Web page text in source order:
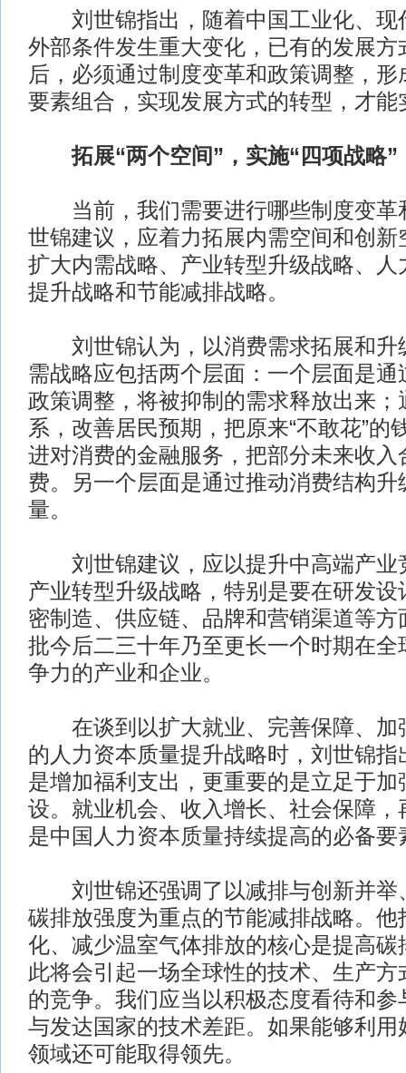
刘世锦指出，随着中国工业化、现
外部条件发生重大变化，已有的发展方
后，必须通过制度变革和政策调整，
要素组合，实现发展方式的转型，才能
拓展“两个空间”，实施“四项战略”
当前，我们需要进行哪些制度变革
世锦建议，应着力拓展内需空间和创新
扩大内需战略、产业转型升级战略、人
提升战略和节能减排战略。
刘世锦认为，以消费需求拓展和升
需战略应包括两个层面：一个层面是通
政策调整，将被抑制的需求释放出来；
系，改善居民预期，把原来“不敢花”的
进对消费的金融服务，把部分未来收入
费。另一个层面是通过推动消费结构升
量。
刘世锦建议，应以提升中高端产业
产业转型升级战略，特别是要在研发
密制造、供应链、品牌和营销渠道等方
批今后二三十年乃至更长一个时期在全
争力的产业和企业。
在谈到以扩大就业、完善保障、加
的人力资本质量提升战略时，刘世锦指
是增加福利支出，更重要的是立足于加
设。就业机会、收入增长、社会保障，
是中国人力资本质量持续提高的必备要
刘世锦还强调了以减排与创新并举
碳排放强度为重点的节能减排战略。他
化、减少温室气体排放的核心是提高碳
此将会引起一场全球性的技术、生产
的竞争。我们应当以积极态度看待和参
与发达国家的技术差距。如果能够利用
领域还可能取得领先。